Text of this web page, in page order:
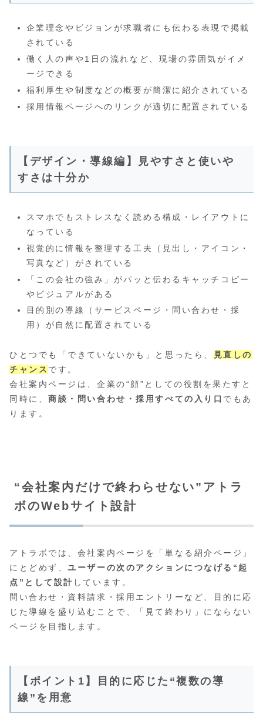
企業理念やビジョンが求職者にも伝わる表現で掲載
されている
働く人の声や1日の流れなど、現場の雰囲気がイメ
ージできる
福利厚生や制度などの概要が簡潔に紹介されている
採用情報ページへのリンクが適切に配置されている
【デザイン・導線編】見やすさと使いや
すさは十分か
スマホでもストレスなく読める構成・レイアウトに
なっている
視覚的に情報を整理する工夫（見出し・アイコン・
写真など）がされている
「この会社の強み」がパッと伝わるキャッチコピー
やビジュアルがある
目的別の導線（サービスページ・問い合わせ・採
用）が自然に配置されている
ひとつでも「できていないかも」と思ったら、
見直しの
チャンス です。
会社案内ページは、企業の“顔”としての役割を果たすと
同時に、商談・問い合わせ・採用すべての入り口 でもあ
ります。
“会社案内だけで終わらせない”アトラ
ボのWebサイト設計
アトラボでは、会社案内ページを「単なる紹介ページ」
にとどめず、ユーザーの次のアクションにつなげる“起
点”として設計 しています。
問い合わせ・資料請求・採用エントリーなど、目的に応
じた導線を盛り込むことで、「見て終わり」にならない
ページを目指します。
【ポイント1】目的に応じた“複数の導
線”を用意